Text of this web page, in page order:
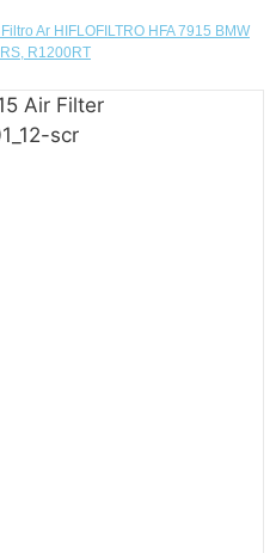
Ar HIFLOFILTRO HFA 7915 BMW
R1200RT